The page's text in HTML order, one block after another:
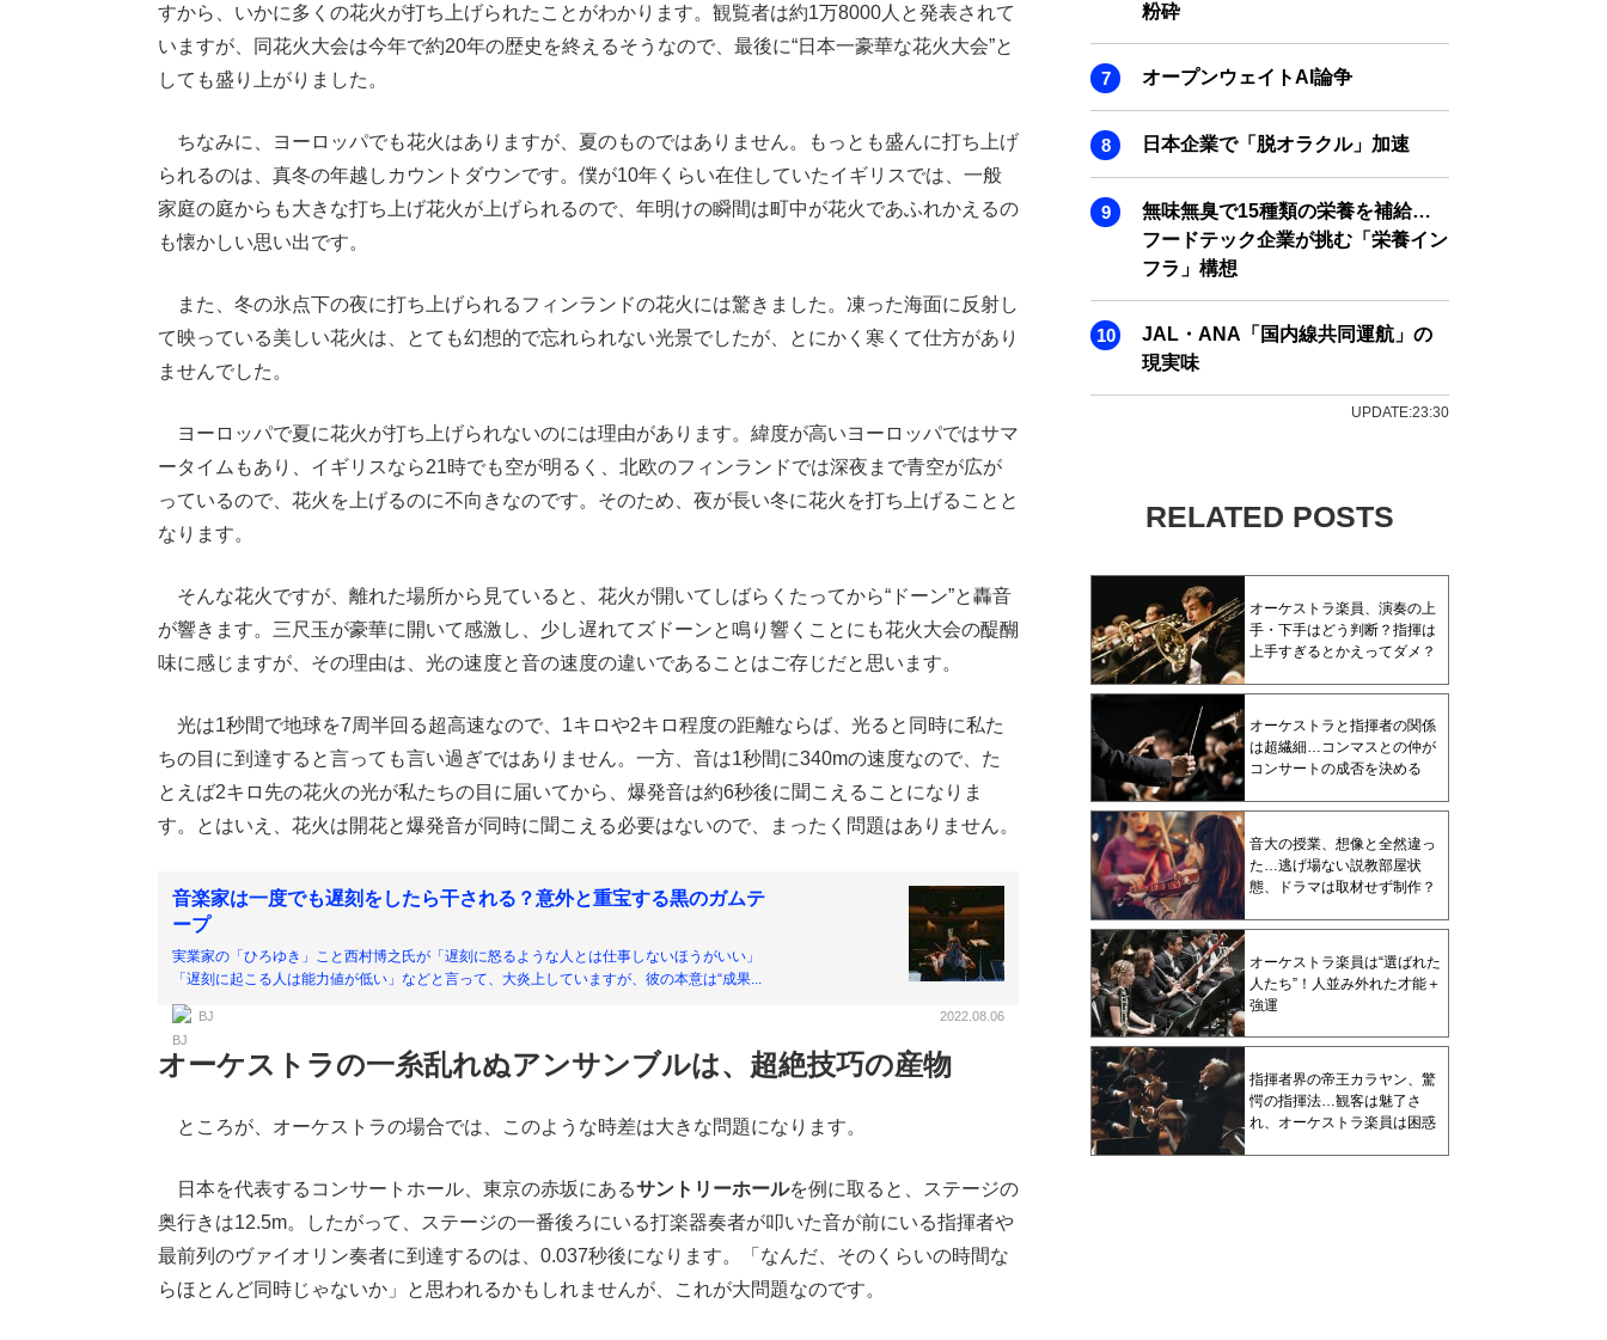
すから、いかに多くの花火が打ち上げられたことがわかります。観覧者は約1万8000人と発表されて
いますが、同花火大会は今年で約20年の歴史を終えるそうなので、最後に“日本一豪華な花火大会”と
しても盛り上がりました。
ちなみに、ヨーロッパでも花火はありますが、夏のものではありません。もっとも盛んに打ち上げ
られるのは、真冬の年越しカウントダウンです。僕が10年くらい在住していたイギリスでは、一般
家庭の庭からも大きな打ち上げ花火が上げられるので、年明けの瞬間は町中が花火であふれかえるの
も懐かしい思い出です。
また、冬の氷点下の夜に打ち上げられるフィンランドの花火には驚きました。凍った海面に反射し
て映っている美しい花火は、とても幻想的で忘れられない光景でしたが、とにかく寒くて仕方があり
ませんでした。
ヨーロッパで夏に花火が打ち上げられないのには理由があります。緯度が高いヨーロッパではサマ
ータイムもあり、イギリスなら21時でも空が明るく、北欧のフィンランドでは深夜まで青空が広が
っているので、花火を上げるのに不向きなのです。そのため、夜が長い冬に花火を打ち上げることと
なります。
そんな花火ですが、離れた場所から見ていると、花火が開いてしばらくたってから“ドーン”と轟音
が響きます。三尺玉が豪華に開いて感激し、少し遅れてズドーンと鳴り響くことにも花火大会の醍醐
味に感じますが、その理由は、光の速度と音の速度の違いであることはご存じだと思います。
光は1秒間で地球を7周半回る超高速なので、1キロや2キロ程度の距離ならば、光ると同時に私た
ちの目に到達すると言っても言い過ぎではありません。一方、音は1秒間に340mの速度なので、た
とえば2キロ先の花火の光が私たちの目に届いてから、爆発音は約6秒後に聞こえることになりま
す。とはいえ、花火は開花と爆発音が同時に聞こえる必要はないので、まったく問題はありません。
音楽家は一度でも遅刻をしたら干される？意外と重宝する黒のガムテ
ープ
実業家の「ひろゆき」こと西村博之氏が「遅刻に怒るような人とは仕事しないほうがいい」
「遅刻に起こる人は能力値が低い」などと言って、大炎上していますが、彼の本意は“成果...
BJ 2022.08.06
オーケストラの一糸乱れぬアンサンブルは、超絶技巧の産物
ところが、オーケストラの場合では、このような時差は大きな問題になります。
日本を代表するコンサートホール、東京の赤坂にあるサントリーホールを例に取ると、ステージの
奥行きは12.5m。したがって、ステージの一番後ろにいる打楽器奏者が叩いた音が前にいる指揮者や
最前列のヴァイオリン奏者に到達するのは、0.037秒後になります。「なんだ、そのくらいの時間な
らほとんど同時じゃないか」と思われるかもしれませんが、これが大問題なのです。
粉砕
オープンウェイトAI論争
日本企業で「脱オラクル」加速
無味無臭で15種類の栄養を補給…
フードテック企業が挑む「栄養イン
フラ」構想
JAL・ANA「国内線共同運航」の
現実味
UPDATE:23:30
RELATED POSTS
オーケストラ楽員、演奏の上
手・下手はどう判断？指揮は
上手すぎるとかえってダメ？
オーケストラと指揮者の関係
は超繊細…コンマスとの仲が
コンサートの成否を決める
音大の授業、想像と全然違っ
た…逃げ場ない説教部屋状
態、ドラマは取材せず制作？
オーケストラ楽員は“選ばれた
人たち”！人並み外れた才能＋
強運
指揮者界の帝王カラヤン、驚
愕の指揮法…観客は魅了さ
れ、オーケストラ楽員は困惑